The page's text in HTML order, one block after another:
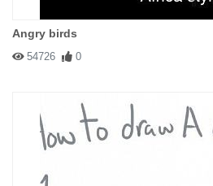
Angry birds
54726 0